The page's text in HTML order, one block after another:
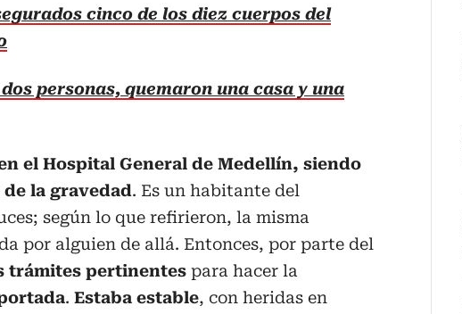
cinco de los diez cuerpos del
personas, quemaron una casa y una
el Hospital General de Medellín, siendo
la gravedad. Es un habitante del
según lo que refirieron, la misma
por alguien de allá. Entonces, por parte del
trámites pertinentes para hacer la
. Estaba estable, con heridas en